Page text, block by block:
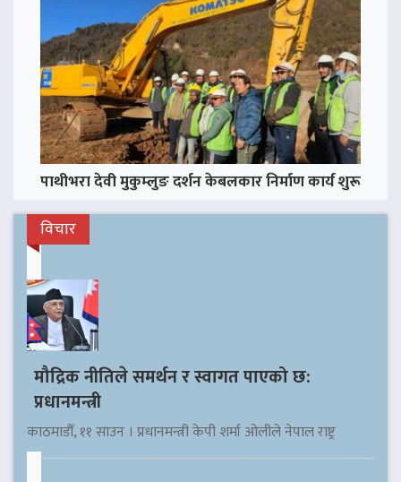
पाथीभरा देवी मुकुम्लुङ दर्शन केबलकार निर्माण कार्य शुरू
विचार
मौद्रिक नीतिले समर्थन र स्वागत पाएको छ:
प्रधानमन्त्री
काठमाडौँ, ११ साउन । प्रधानमन्त्री केपी शर्मा ओलीले नेपाल राष्ट्र